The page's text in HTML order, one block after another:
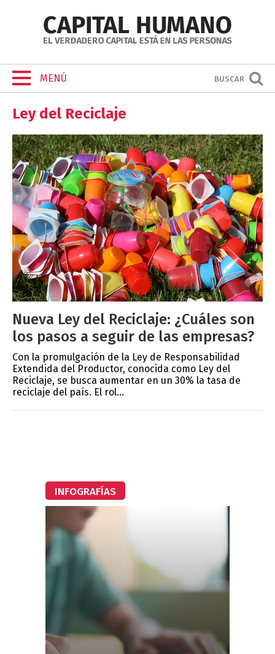
MENÚ BUSCAR
Ley del Reciclaje
Nueva Ley del Reciclaje: ¿Cuáles son
los pasos a seguir de las empresas?
Con la promulgación de la Ley de Responsabilidad
Extendida del Productor, conocida como Ley del
Reciclaje, se busca aumentar en un 30% la tasa de
reciclaje del país. El rol...
INFOGRAFÍAS